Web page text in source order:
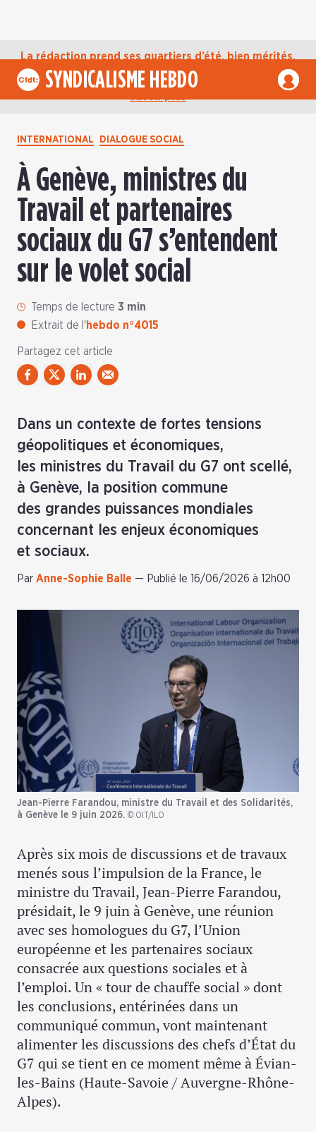
La rédaction prend ses quartiers d’été, bien mérités,
jusqu’au mardi 1er septembre. D’ici là, retrouvez
l’actualité de la CFDT sur notre compte Bluesky. En
SYNDICALISME HEBDO
INTERNATIONAL DIALOGUE SOCIAL
À Genève, ministres du
Travail et partenaires
sociaux du G7 s’entendent
sur le volet social
Temps de lecture 3 min
Extrait de l'hebdo n°4015
Partagez cet article
Dans un contexte de fortes tensions
géopolitiques et économiques,
les ministres du Travail du G7 ont scellé,
à Genève, la position commune
des grandes puissances mondiales
concernant les enjeux économiques
et sociaux.
Par Anne-Sophie Balle — Publié le 16/06/2026 à 12h00
Jean-Pierre Farandou, ministre du Travail et des Solidarités,
à Genève le 9 juin 2026. © OIT/ILO
Après six mois de discussions et de travaux
menés sous l’impulsion de la France, le
ministre du Travail, Jean-Pierre Farandou,
présidait, le 9 juin à Genève, une réunion
avec ses homologues du G7, l’Union
européenne et les partenaires sociaux
consacrée aux questions sociales et à
l’emploi. Un « tour de chauffe social » dont
les conclusions, entérinées dans un
communiqué commun, vont maintenant
alimenter les discussions des chefs d’État du
G7 qui se tient en ce moment même à Évian-
les-Bains (Haute-Savoie / Auvergne-Rhône-
Alpes).